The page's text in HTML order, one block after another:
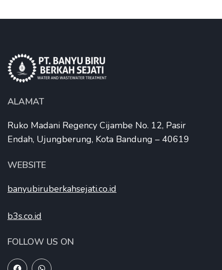
ALAMAT
Ruko Madani Regency Cijambe No. 12, Pasir
Endah, Ujungberung, Kota Bandung – 40619
WEBSITE
banyubiruberkahsejati.co.id
b3s.co.id
FOLLOW US ON